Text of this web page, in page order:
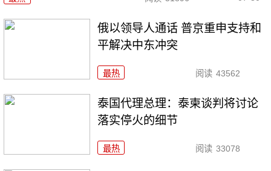
俄以领导人通话 普京重申支持和
平解决中东冲突
最热 阅读 43562
泰国代理总理：泰柬谈判将讨论
落实停火的细节
最热 阅读 33078